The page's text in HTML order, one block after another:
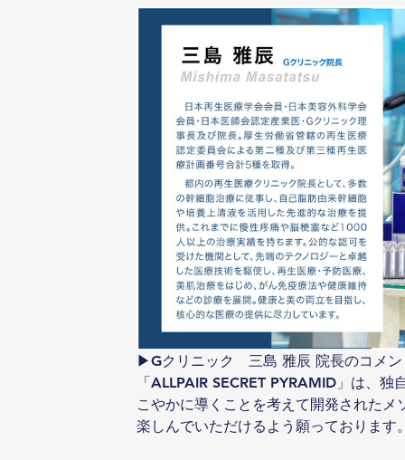
▶Gクリニック　三島 雅辰 院長のコメ
「ALLPAIR SECRET PYRAMID」は、
こやかに導くことを考えて開発された
楽しんでいただけるよう願っております